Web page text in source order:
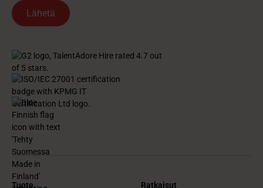
Tuote Ratkaisut